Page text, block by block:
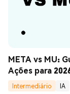
META vs MU:
Ações para
Intermediário
IA